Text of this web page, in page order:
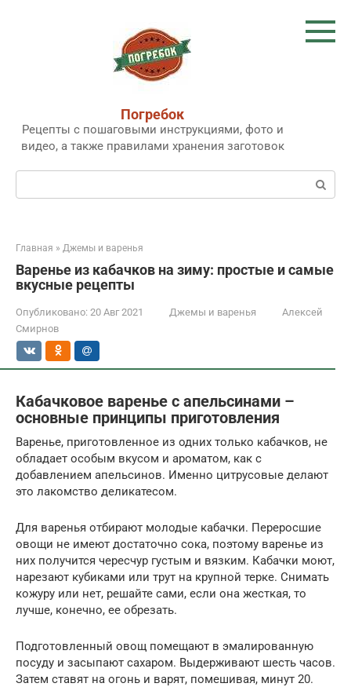
Погребок
Рецепты с пошаговыми инструкциями, фото и
видео, а также правилами хранения заготовок
Поиск:
Главная » Джемы и варенья
Варенье из кабачков на зиму: простые и самые
вкусные рецепты
Опубликовано: 20 Авг 2021 Джемы и варенья
Алексей
Смирнов
Кабачковое варенье с апельсинами –
основные принципы приготовления
Варенье, приготовленное из одних только кабачков, не
обладает особым вкусом и ароматом, как с
добавлением апельсинов. Именно цитрусовые делают
это лакомство деликатесом.
Для варенья отбирают молодые кабачки. Переросшие
овощи не имеют достаточно сока, поэтому варенье из
них получится чересчур густым и вязким. Кабачки моют,
нарезают кубиками или трут на крупной терке. Снимать
кожуру или нет, решайте сами, если она жесткая, то
лучше, конечно, ее обрезать.
Подготовленный овощ помещают в эмалированную
посуду и засыпают сахаром. Выдерживают шесть часов.
Затем ставят на огонь и варят, помешивая, минут 20.